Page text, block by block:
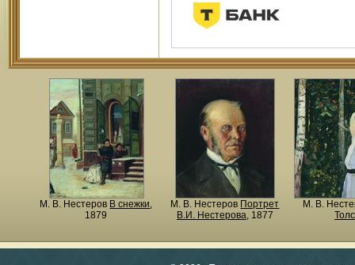
М. В. Нестеров В снежки,
1879
М. В. Нестеров Портрет
В.И. Нестерова, 1877
М. В.